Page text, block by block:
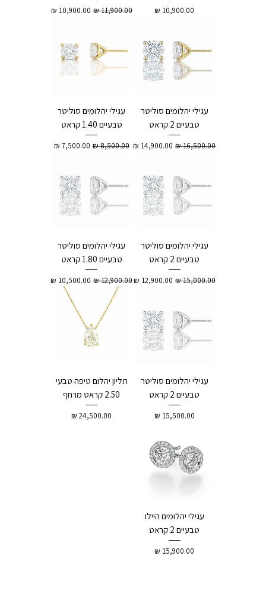
מחיר מחיר רגיל‏11,900.00 ‏₪ מחיר מבצע
עגילי יהלומים סוליטר
טבעיים 2 קראט
מחיר רגיל‏16,500.00 ‏₪ מחיר מבצע
עגילי יהלומים סוליטר
טבעיים 1.40 קראט
מחיר רגיל‏8,500.00 ‏₪ מחיר מבצע
עגילי יהלומים סוליטר
טבעיים 2 קראט
מחיר רגיל‏15,000.00 ‏₪ מחיר מבצע
עגילי יהלומים סוליטר
טבעיים 1.80 קראט
מחיר רגיל מחיר מבצע
עגילי יהלומים סוליטר
טבעיים 2 קראט
מחיר
תליון יהלום טיפה טבעי
2.50 קראט מרחף
מחיר
עגילי יהלומים היילו
טבעיים 2 קראט
מחיר